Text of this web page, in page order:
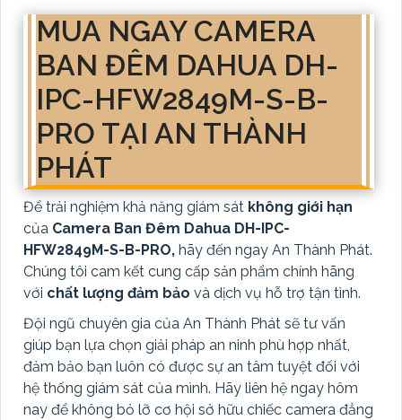
MUA NGAY CAMERA
BAN ĐÊM DAHUA DH-
IPC-HFW2849M-S-B-
PRO TẠI AN THÀNH
PHÁT
Để trải nghiệm khả năng giám sát không giới hạn
của Camera Ban Đêm Dahua DH-IPC-
HFW2849M-S-B-PRO, hãy đến ngay An Thành Phát.
Chúng tôi cam kết cung cấp sản phẩm chính hãng
với chất lượng đảm bảo và dịch vụ hỗ trợ tận tình.
Đội ngũ chuyên gia của An Thành Phát sẽ tư vấn
giúp bạn lựa chọn giải pháp an ninh phù hợp nhất,
đảm bảo bạn luôn có được sự an tâm tuyệt đối với
hệ thống giám sát của mình. Hãy liên hệ ngay hôm
nay để không bỏ lỡ cơ hội sở hữu chiếc camera đẳng